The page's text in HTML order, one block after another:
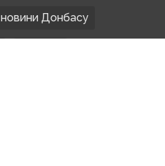
новини Донбасу